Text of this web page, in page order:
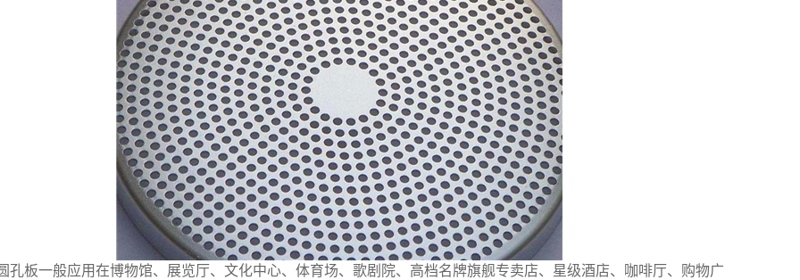
孔板一般应用在博物馆、展览厅、文化中心、体育场、歌剧院、高档名牌旗舰专卖店、星级酒店、咖啡厅、购物广